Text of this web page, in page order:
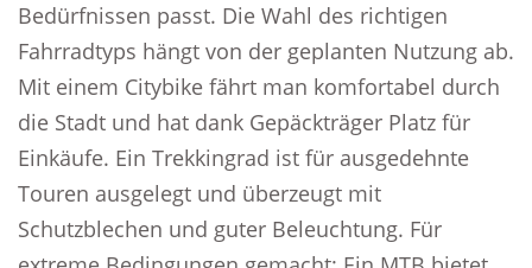
Bedürfnissen passt. Die Wahl des richtigen
Fahrradtyps hängt von der geplanten Nutzung ab.
Mit einem Citybike fährt man komfortabel durch
die Stadt und hat dank Gepäckträger Platz für
Einkäufe. Ein Trekkingrad ist für ausgedehnte
Touren ausgelegt und überzeugt mit
Schutzblechen und guter Beleuchtung. Für